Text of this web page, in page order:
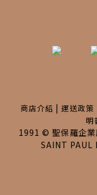
商店介紹 | 運送政策
明
1991 © 聖保羅企
SAINT PAUL